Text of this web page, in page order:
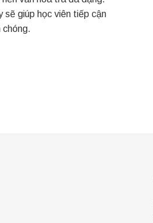
giúp học viên tiếp cận
chóng.